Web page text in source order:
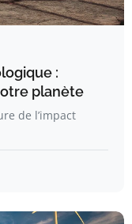
:
planète
de l’impact